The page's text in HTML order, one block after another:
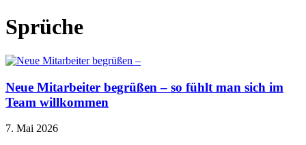
Sprüche
Neue Mitarbeiter begrüßen – so fühlt man sich im
Team willkommen
7. Mai 2026